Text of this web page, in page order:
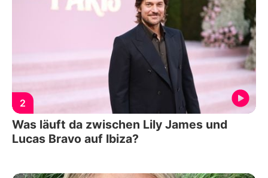
2
Was läuft da zwischen Lily James und
Lucas Bravo auf Ibiza?